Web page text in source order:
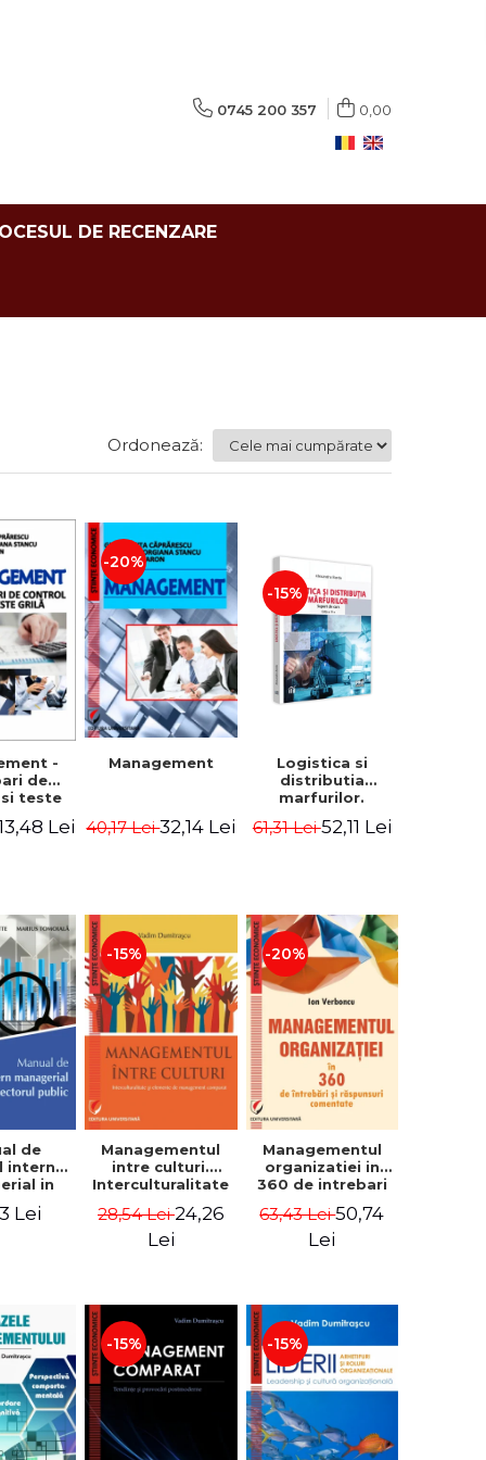
0745 200 357 0,00
DE RECENZARE
Ordonează:
-
de
teste
Lei
-20%
Management
40,17 Lei32,14 Lei
-15%
Logistica si
distributia
marfurilor.
Editia a VI-a -
61,31 Lei52,11 Lei
de
intern
in
public -
Lei
-15%
Managementul
intre culturi.
Interculturalitate
management
comparat -
28,54 Lei24,26
Lei
-20%
Managementul
organizatiei in
360 de intrebari
comentate - Ion
Verboncu
63,43 Lei50,74
Lei
-15% -15%